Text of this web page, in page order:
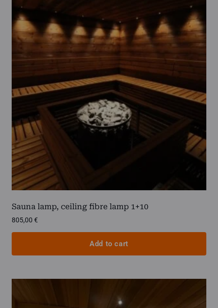
Sauna lamp, ceiling fibre lamp 1+10
805,00 €
Add to cart